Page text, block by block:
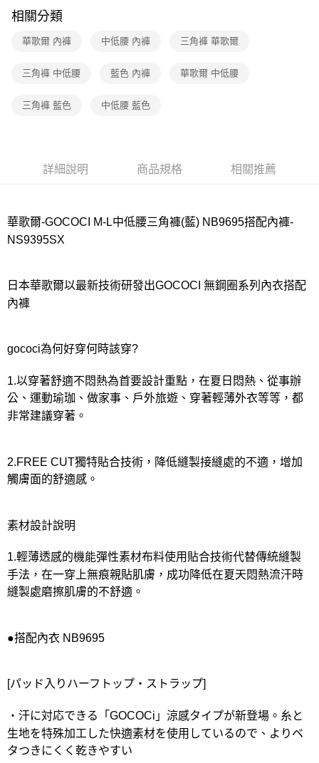
每筆NT$80，滿NT$1,000(含以上)免運費
7-11取貨付款
付款後7-11取貨
每筆NT$80，滿NT$1,000(含以上)免運費
付款後門市自取
每筆NT$80，滿NT$1,000(含以上)免運費
相關分類
華歌爾 內褲 中低腰 內褲 三角褲 華歌爾
三角褲 中低腰 藍色 內褲 華歌爾 中低腰
三角褲 藍色 中低腰 藍色
詳細說明 商品規格 相關推薦
華歌爾-GOCOCI M-L中低腰三角褲(藍) NB9695搭配內褲-
NS9395SX
日本華歌爾以最新技術研發出GOCOCI 無鋼圈系列內衣搭配
內褲
gococi為何好穿何時該穿?
1.以穿著舒適不悶熱為首要設計重點，在夏日悶熱、從事辦
公、運動瑜珈、做家事、戶外旅遊、穿著輕薄外衣等等，都
非常建議穿著。
2.FREE CUT獨特貼合技術，降低縫製接縫處的不適，增加
觸膚面的舒適感。
素材設計說明
1.輕薄透感的機能彈性素材布料使用貼合技術代替傳統縫製
手法，在一穿上無痕親貼肌膚，成功降低在夏天悶熱流汗時
縫製處磨擦肌膚的不舒適。
●搭配內衣 NB9695
[パッド入りハーフトップ・ストラップ]
・汗に対応できる「GOCOCi」涼感タイプが新登場。糸と
生地を特殊加工した快適素材を使用しているので、よりベ
タつきにくく乾きやすい